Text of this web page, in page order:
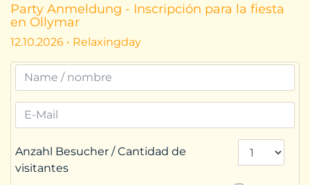
Party Anmeldung - Inscripción para la fiesta
en Ollymar
12.10.2026 • Relaxingday
Anzahl Besucher / Cantidad de
visitantes